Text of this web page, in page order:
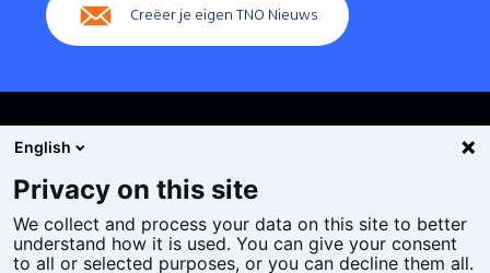
Creëer je eigen TNO Nieuws
Cookies
Privacy statement
English
Privacy on this site
We collect and process your data on this site to better
understand how it is used. You can give your consent
to all or selected purposes, or you can decline them all.